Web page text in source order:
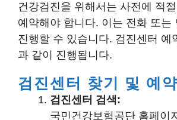
건강검진을 위해서는 사전에 적
예약해야 합니다. 이는 전화 또는
진행할 수 있습니다. 검진센터 예
과 같이 진행됩니다.
검진센터 찾기 및 예약
검진센터 검색:
국민건강보험공단 홈페이